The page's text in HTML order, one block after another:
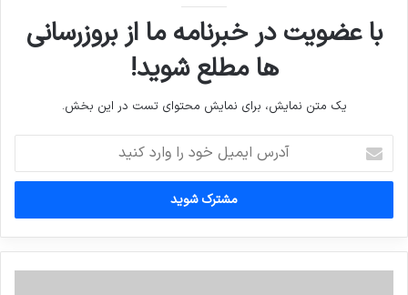
با عضویت در خبرنامه ما از بروزرسانی
ها مطلع شوید!
یک متن نمایش، برای نمایش محتوای تست در این بخش.
ایمیل
خود
وارد
کنید